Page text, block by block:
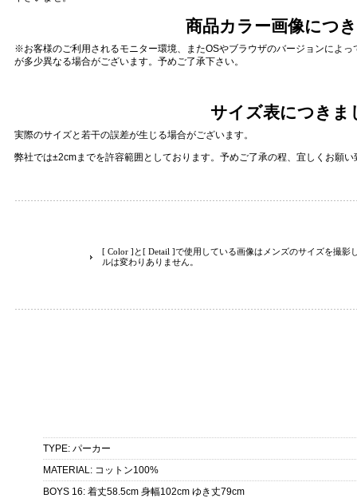
商品カラー画像につ
※お客様のご利用されるモニター環境、またOSやブラウザのバージョンによ
が多少異なる場合がございます。予めご了承下さい。
サイズ表につきま
実際のサイズと若干の誤差が生じる場合がございます。
弊社では±2cmまでを許容範囲としております。予めご了承の程、宜しくお願い
[ Color ]と[ Detail ]で使用している画像はメンズのサイズを撮影
ルは変わりありません。
TYPE: パーカー
MATERIAL : コットン100%
BOYS 16: 着丈58.5cm 身幅102cm ゆき丈79cm